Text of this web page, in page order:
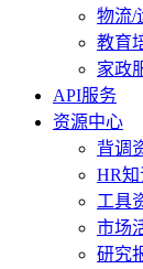
物流/
教育
家政
API服务
资源中心
背调
HR
工具
市场
研究